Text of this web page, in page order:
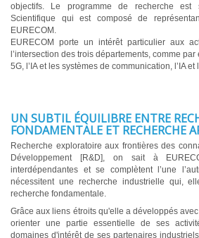
objectifs. Le programme de recherche est
Scientifique qui est composé de
EURECOM.
EURECOM porte un intérêt particulier aux
l’intersection des trois départements, comme
5G, l’IA et les systèmes de communication, l’IA
UN SUBTIL ÉQUILIBRE ENTRE
FONDAMENTALE ET RECHERCHE
Recherche exploratoire aux frontières des
Développement [R&D], on sait à
interdépendantes et se complètent l’une
nécessitent une recherche industrielle qui,
recherche fondamentale.
Grâce aux liens étroits qu'elle a développés
orienter une partie essentielle de ses
domaines d'intérêt de ses partenaires